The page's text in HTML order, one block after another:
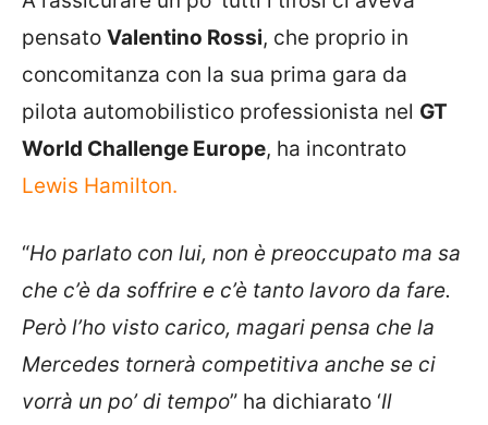
pensato Valentino Rossi, che proprio in
concomitanza con la sua prima gara da
pilota automobilistico professionista nel GT
World Challenge Europe, ha incontrato
Lewis Hamilton.
“Ho parlato con lui, non è preoccupato ma sa
che c’è da soffrire e c’è tanto lavoro da fare.
Però l’ho visto carico, magari pensa che la
Mercedes tornerà competitiva anche se ci
vorrà un po’ di tempo” ha dichiarato ‘Il